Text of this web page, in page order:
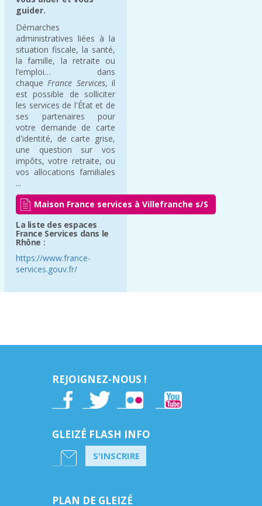
guider.
Démarches
administratives liées à la
situation fiscale, la santé,
la famille, la retraite ou
l’emploi… dans
chaqueFrance Services, il
est possible de solliciter
les services de l'État et de
ses partenaires pour
votre demande de carte
d'identité, de carte grise,
une question sur vos
impôts, votre retraite, ou
vos allocations familiales
...
Maison France services à Villefranche s/S
La liste des espaces
France Services dans le
Rhône :
https://www.france-
services.gouv.fr/
REJOIGNEZ-NOUS !
GLEIZÉ FLASH INFO
S'INSCRIRE
PLAN DE GLEIZÉ